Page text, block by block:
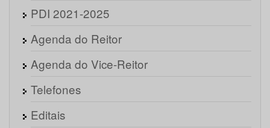
PDI 2021-2025
Agenda do Reitor
Agenda do Vice-Reitor
Telefones
Editais